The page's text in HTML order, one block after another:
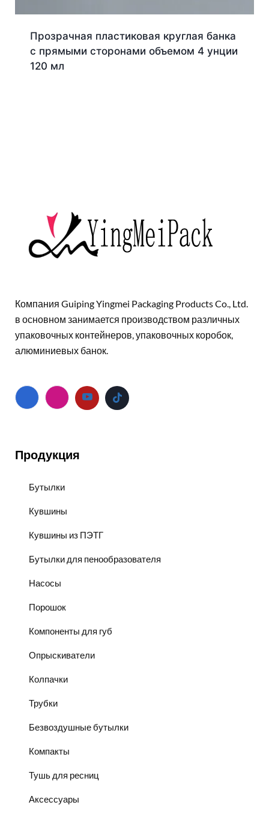
Прозрачная пластиковая круглая банка
с прямыми сторонами объемом 4 унции
120 мл
Компания Guiping Yingmei Packaging Products Co., Ltd.
в основном занимается производством различных
упаковочных контейнеров, упаковочных коробок,
алюминиевых банок.
Продукция
Бутылки
Кувшины
Кувшины из ПЭТГ
Бутылки для пенообразователя
Насосы
Порошок
Компоненты для губ
Опрыскиватели
Колпачки
Трубки
Безвоздушные бутылки
Компакты
Тушь для ресниц
Аксессуары